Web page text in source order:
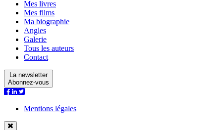
Mes livres
Mes films
Ma biographie
Angles
Galerie
Tous les auteurs
Contact
La newsletter
Abonnez-vous
Mentions légales